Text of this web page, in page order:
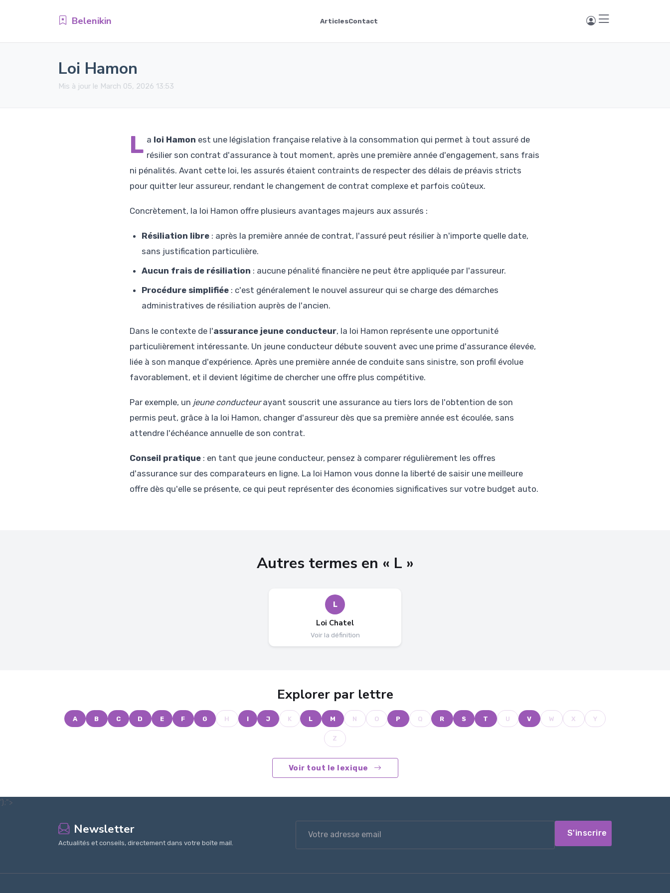
Belenikin ArticlesContact
Loi Hamon
Mis à jour le March 05, 2026 13:53
L a loi Hamon est une législation française relative à la consommation qui permet à tout assuré de
résilier son contrat d'assurance à tout moment, après une première année d'engagement, sans frais
ni pénalités. Avant cette loi, les assurés étaient contraints de respecter des délais de préavis stricts
pour quitter leur assureur, rendant le changement de contrat complexe et parfois coûteux.
Concrètement, la loi Hamon offre plusieurs avantages majeurs aux assurés :
Résiliation libre: après la première année de contrat, l'assuré peut résilier à n'importe quelle date,
sans justification particulière.
Aucun frais de résiliation : aucune pénalité financière ne peut être appliquée par l'assureur.
Procédure simplifiée: c'est généralement le nouvel assureur qui se charge des démarches
administratives de résiliation auprès de l'ancien.
Dans le contexte de l'assurance jeune conducteur, la loi Hamon représente une opportunité
particulièrement intéressante. Un jeune conducteur débute souvent avec une prime d'assurance élevée,
liée à son manque d'expérience. Après une première année de conduite sans sinistre, son profil évolue
favorablement, et il devient légitime de chercher une offre plus compétitive.
Par exemple, un jeune conducteurayant souscrit une assurance au tiers lors de l'obtention de son
permis peut, grâce à la loi Hamon, changer d'assureur dès que sa première année est écoulée, sans
attendre l'échéance annuelle de son contrat.
Conseil pratique: en tant que jeune conducteur, pensez à comparer régulièrement les offres
d'assurance sur des comparateurs en ligne. La loi Hamon vous donne la liberté de saisir une meilleure
offre dès qu'elle se présente, ce qui peut représenter des économies significatives sur votre budget auto.
Autres termes en « L »
L
Loi Chatel
Voir la définition
Explorer par lettre
A B C D E F G H I J K L M N O P Q R S T U V W X Y
Z
Voir tout le lexique
');">
Newsletter
Actualités et conseils, directement dans votre boîte mail.
S'inscrire